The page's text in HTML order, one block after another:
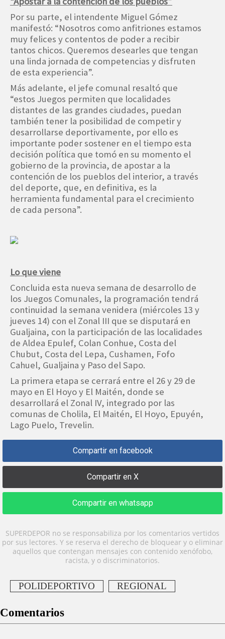
Por su parte, el intendente Miguel Gómez
manifestó: “Nosotros como anfitriones estamos
muy felices y contentos de poder a recibir
tantos chicos. Queremos desearles que tengan
una linda jornada de competencias y disfruten
de esta experiencia”.
Más adelante, el jefe comunal resaltó que
“estos Juegos permiten que localidades
distantes de las grandes ciudades, puedan
también tener la posibilidad de competir y
desarrollarse deportivamente, por ello es
importante poder sostener en el tiempo esta
decisión política que tomó en su momento el
gobierno de la provincia, de apostar a la
contención de los pueblos del interior, a través
del deporte, que, en definitiva, es la
herramienta fundamental para el crecimiento
de cada persona”.
Lo que viene
Concluida esta nueva semana de desarrollo de
los Juegos Comunales, la programación tendrá
continuidad la semana venidera (miércoles 13 y
jueves 14) con el Zonal III que se disputará en
Gualjaina, con la participación de las localidades
de Aldea Epulef, Colan Conhue, Costa del
Chubut, Costa del Lepa, Cushamen, Fofo
Cahuel, Gualjaina y Paso del Sapo.
La primera etapa se cerrará entre el 26 y 29 de
mayo en El Hoyo y El Maitén, donde se
desarrollará el Zonal IV, integrado por las
comunas de Cholila, El Maitén, El Hoyo, Epuyén,
Lago Puelo, Trevelin.
Compartir en facebook
Compartir en X
Compartir en whatsapp
SUPERDEPOR no se responsabiliza por los comentarios vertidos
por sus lectores. Y se reserva el derecho de bloquear y o eliminar
aquellos que contengan mensajes con contenido xenófobo,
racista, y o discriminatorios.
POLIDEPORTIVO REGIONAL
Comentarios